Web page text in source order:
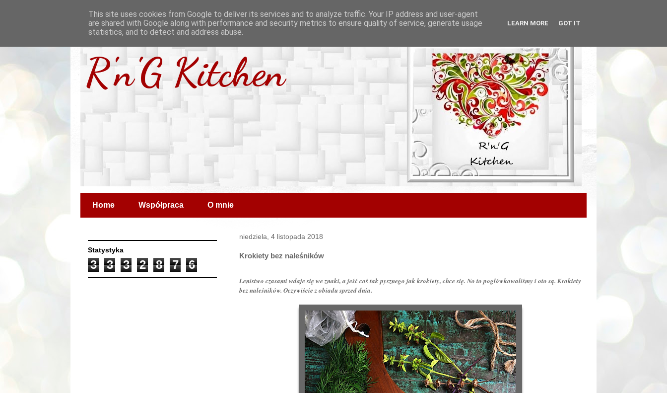
R'n'G Kitchen
Home Współpraca O mnie
niedziela, 4 listopada 2018
Krokiety bez naleśników
Lenistwo czasami wdaje się we znaki, a jeść coś tak pysznego jak krokiety, chce się. No to pogłówkowaliśmy i oto są. Krokiety
bez naleśników. Oczywiście z obiadu sprzed dnia.
Statystyka
3 3 3 2 8 7 6
This site uses cookies from Google to deliver its services and to analyze traffic. Your IP address and user-agent
are shared with Google along with performance and security metrics to ensure quality of service, generate usage
statistics, and to detect and address abuse.
LEARN MORE GOT IT